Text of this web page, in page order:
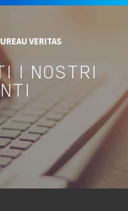
VERITAS
I NOSTRI